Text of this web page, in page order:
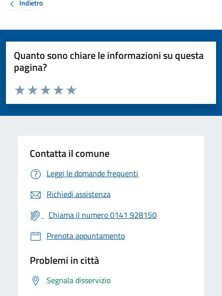
Indietro
Quanto sono chiare le informazioni su questa
pagina?
Valuta da 1 a 5 stelle la pagina
Valuta 5 stelle su 5
Valuta 4 stelle su 5
Valuta 3 stelle su 5
Valuta 2 stelle su 5
Valuta 1 stelle su 5
Contatta il comune
Leggi le domande frequenti
Richiedi assistenza
Chiama il numero 0141 928150
Prenota appuntamento
Problemi in città
Segnala disservizio